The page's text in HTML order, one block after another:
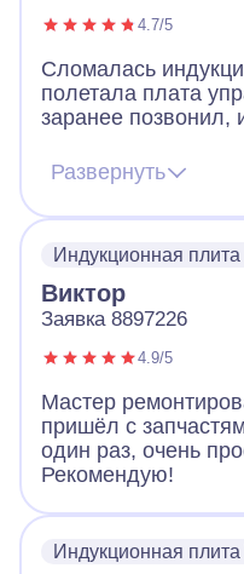
4.7/5
Сломалась
полетала плата
заранее позвонил,
починить и без
начинается от
все
Развернуть
Индукционная
Виктор
Заявка 8897226
4.9/5
Мастер
пришёл с
один раз, очень
Рекомендую!
Индукционная